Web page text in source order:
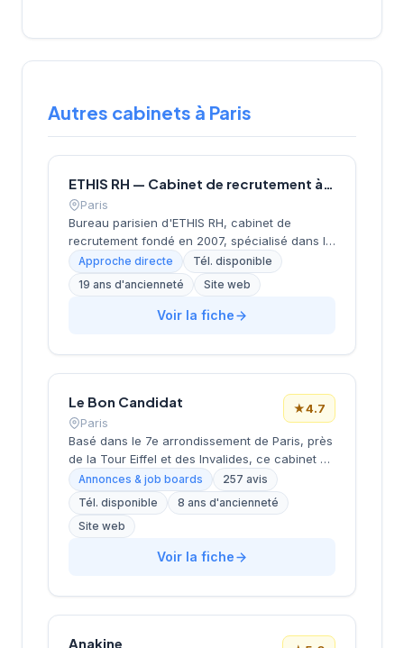
Autres cabinets à Paris
ETHIS RH — Cabinet de recrutement à Paris
Paris
Bureau parisien d'ETHIS RH, cabinet de
recrutement fondé en 2007, spécialisé dans le
conseil en ressources humaines, le
recrutement de cadres et dirigeants, le
coaching et l'outplacement. Situé au 16 rue de
Monceau dans le 8e arrondissement de Paris,
Approche directe
Tél. disponible
19 ans d'ancienneté
Site web
Voir la fiche
Le Bon Candidat
Paris
★4.7
Basé dans le 7e arrondissement de Paris, près
de la Tour Eiffel et des Invalides, ce cabinet de
recrutement bénéficie d'une localisation
prestigieuse au cœur de la capitale. Installé
rue de Bellechasse, il accompagne les
entreprises dans leurs recrutements avec une
approche personnalisée. La structure affiche
une excellente réputation auprès de sa
prestations de conseil en recrutement.
Annonces & job boards
257 avis
Tél. disponible
8 ans d'ancienneté
Site web
Voir la fiche
Anakine